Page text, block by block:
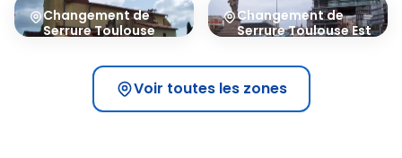
31200 31300
Changement de
SerrureToulouse
Changement de
SerrureToulouse Est
Voir toutes les zones